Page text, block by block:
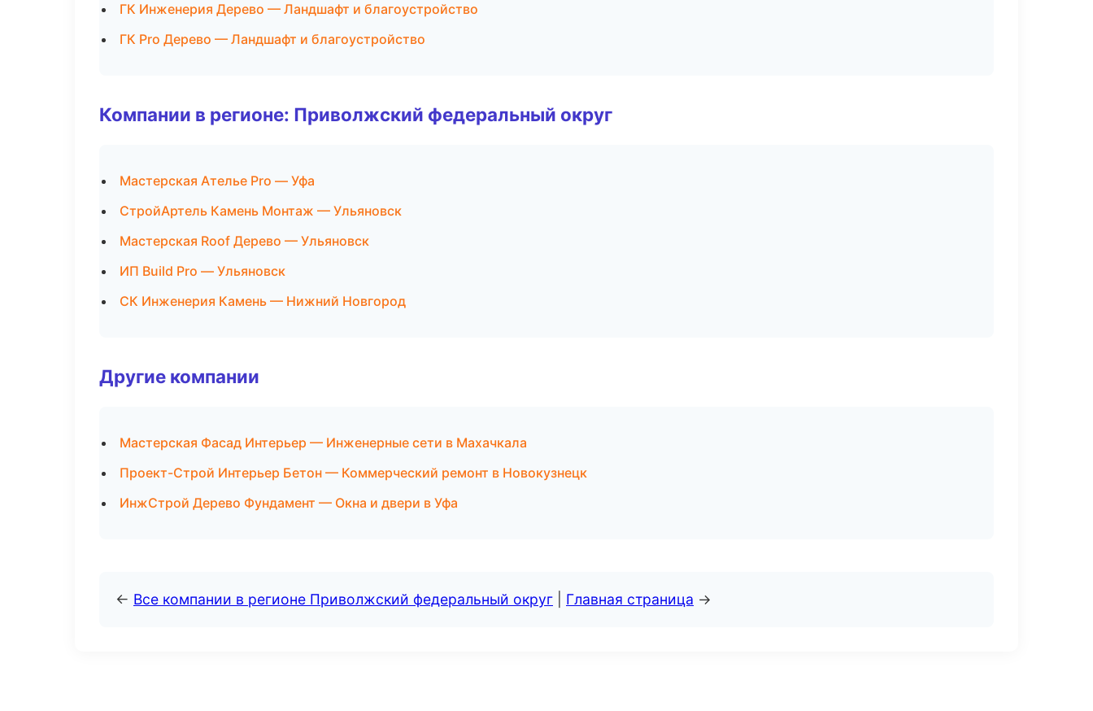
ГК Инженерия Дерево — Ландшафт и благоустройство
ГК Pro Дерево — Ландшафт и благоустройство
Компании в регионе: Приволжский федеральный округ
Мастерская Ателье Pro — Уфа
СтройАртель Камень Монтаж — Ульяновск
Мастерская Roof Дерево — Ульяновск
ИП Build Pro — Ульяновск
СК Инженерия Камень — Нижний Новгород
Другие компании
Мастерская Фасад Интерьер — Инженерные сети в Махачкала
Проект-Строй Интерьер Бетон — Коммерческий ремонт в Новокузнецк
ИнжСтрой Дерево Фундамент — Окна и двери в Уфа
← Все компании в регионе Приволжский федеральный округ Главная страница →